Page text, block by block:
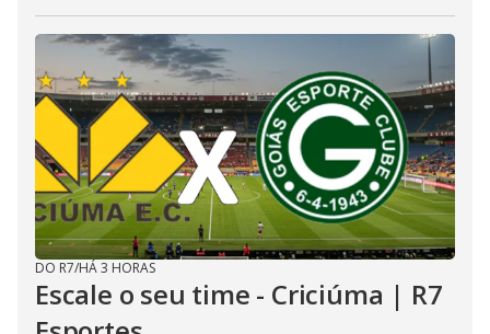
DO R7/HÁ 3 HORAS
Escale o seu time - Criciúma | R7